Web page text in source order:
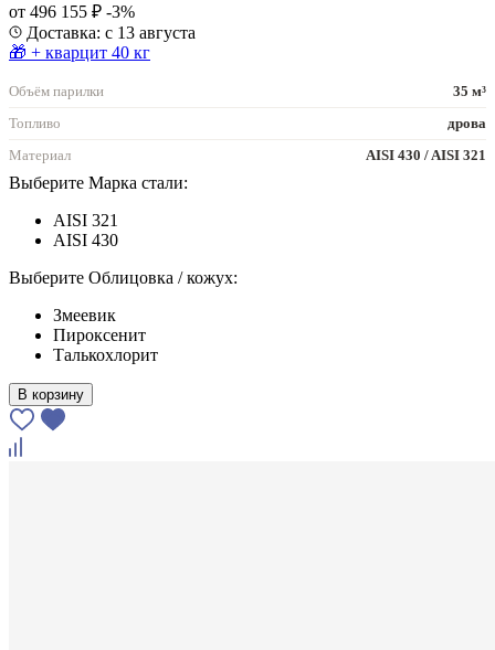
от 496 155 ₽ -3%
Доставка: с 13 августа
🎁 + кварцит 40 кг
Объём парилки
35 м³
Топливо
дрова
Материал
AISI 430 / AISI 321
Выберите Марка стали:
AISI 321
AISI 430
Выберите Облицовка / кожух:
Змеевик
Пироксенит
Талькохлорит
В корзину